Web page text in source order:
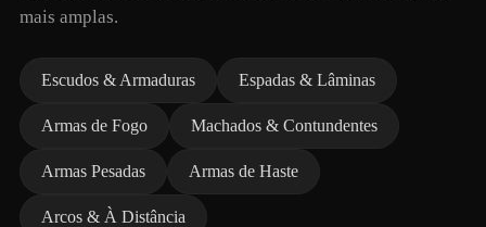
mais amplas.
Escudos & Armaduras Espadas & Lâminas
Armas de Fogo Machados & Contundentes
Armas Pesadas Armas de Haste
Arcos & À Distância